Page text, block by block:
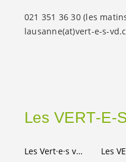
Les VERT-E-
Les Vert·e·s vaudois·es Les
021 351 36 30 (les
lausanne(at)vert-e-s-